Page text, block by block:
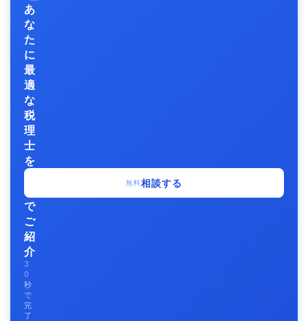
あ
な
た
に
最
適
な
税
理
士
を
無
料
で
ご
紹
介
3
0
秒
で
完
了
無料相談する